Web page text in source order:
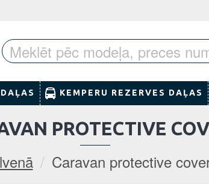
KEMPERU REZERVES DAĻAS
Caravan protective
PROTECTIVE